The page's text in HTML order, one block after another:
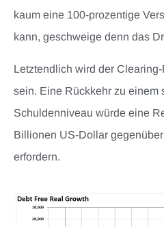
kaum eine 100-prozentige
kann, geschweige denn das
Letztendlich wird der
sein. Eine Rückkehr zu einem
Schuldenniveau würde eine
Billionen US-Dollar
erfordern.